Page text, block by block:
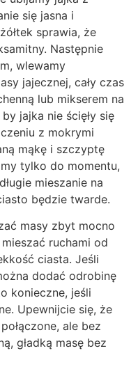
się jasna i
sprawia, że
Następnie
wlewamy
jajecznej, cały czas
lub mikserem na
jajka nie ścięły się
z mokrymi
mąkę i szczyptę
tylko do momentu,
mieszanie na
będzie twarde.
masy zbyt mocno
ruchami od
ciasta. Jeśli
dodać odrobinę
konieczne, jeśli
Upewnijcie się, że
ale bez
gładką masę bez